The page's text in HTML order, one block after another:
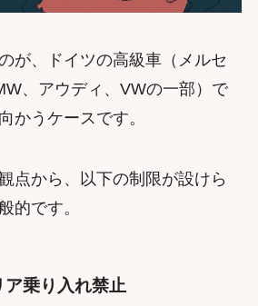
が、ドイツの高級車（メルセ
、アウディ、VWの一部）で
かうケースです。
点から、以下の制限が設けら
的です。
ア乗り入れ禁止